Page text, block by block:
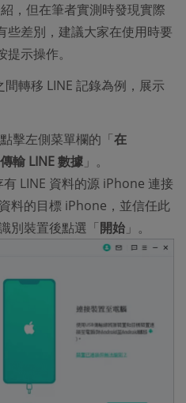
，但在筆者實測時發現實際
些差別，建議大家在使用時要
示操作。
轉移 LINE 記錄為例，展示
擊左側菜單欄的「在
輸 LINE 數據 」。
LINE 資料的源 iPhone 連接
料的目標 iPhone，並信任此
別裝置後點選「開始 」。